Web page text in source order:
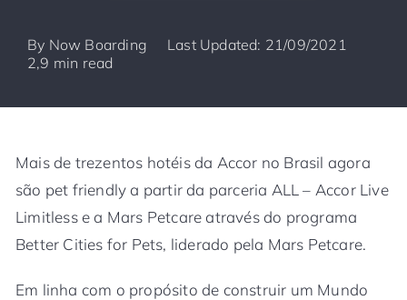
By Now Boarding
Last Updated: 21/09/2021
2,9 min read
Mais de trezentos hotéis da Accor no Brasil agora
são pet friendly a partir da parceria ALL – Accor Live
Limitless e a Mars Petcare através do programa
Better Cities for Pets, liderado pela Mars Petcare.
Em linha com o propósito de construir um Mundo